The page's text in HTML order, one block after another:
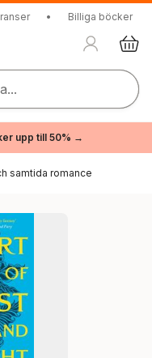
• Billiga böcker
upp till 50% →
samtida romance